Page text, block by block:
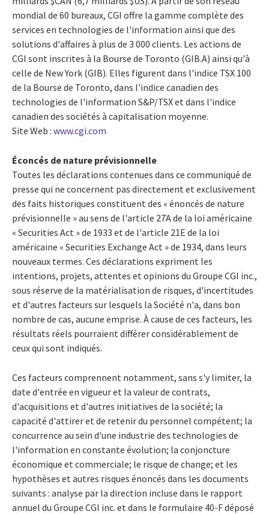
mondial de 60 bureaux, CGI offre la gamme complète des
services en technologies de l'information ainsi que des
solutions d'affaires à plus de 3 000 clients. Les actions de
CGI sont inscrites à la Bourse de Toronto (GIB.A) ainsi qu'à
celle de New York (GIB). Elles figurent dans l'indice TSX 100
de la Bourse de Toronto, dans l'indice canadien des
technologies de l'information S&P/TSX et dans l'indice
canadien des sociétés à capitalisation moyenne.
Site Web : www.cgi.com
Éconcés de nature prévisionnelle
Toutes les déclarations contenues dans ce communiqué de
presse qui ne concernent pas directement et exclusivement
des faits historiques constituent des « énoncés de nature
prévisionnelle » au sens de l'article 27A de la loi américaine
« Securities Act » de 1933 et de l'article 21E de la loi
américaine « Securities Exchange Act » de 1934, dans leurs
nouveaux termes. Ces déclarations expriment les
intentions, projets, attentes et opinions du Groupe CGI inc.,
sous réserve de la matérialisation de risques, d'incertitudes
et d'autres facteurs sur lesquels la Société n'a, dans bon
nombre de cas, aucune emprise. À cause de ces facteurs, les
résultats réels pourraient différer considérablement de
ceux qui sont indiqués.
Ces facteurs comprennent notamment, sans s'y limiter, la
date d'entrée en vigueur et la valeur de contrats,
d'acquisitions et d'autres initiatives de la société; la
capacité d'attirer et de retenir du personnel compétent; la
concurrence au sein d'une industrie des technologies de
l'information en constante évolution; la conjoncture
économique et commerciale; le risque de change; et les
hypothèses et autres risques énoncés dans les documents
suivants : analyse par la direction incluse dans le rapport
annuel du Groupe CGI inc. et dans le formulaire 40-F déposé